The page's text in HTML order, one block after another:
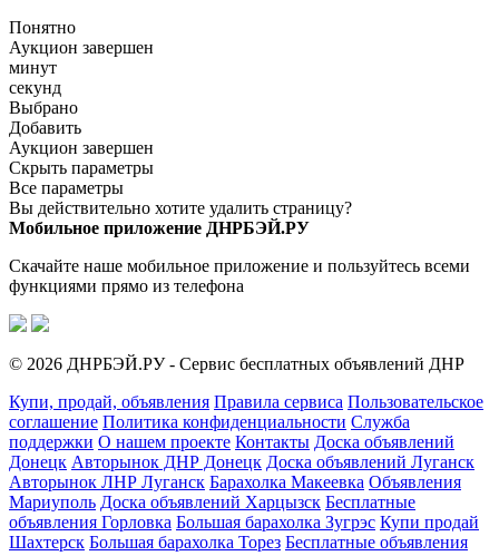
Понятно
Аукцион завершен
минут
секунд
Выбрано
Добавить
Аукцион завершен
Скрыть параметры
Все параметры
Вы действительно хотите удалить страницу?
Мобильное приложение ДНРБЭЙ.РУ
Скачайте наше мобильное приложение и пользуйтесь всеми
функциями прямо из телефона
© 2026 ДНРБЭЙ.РУ - Сервис бесплатных объявлений ДНР
Купи, продай, объявления Правила сервиса Пользовательское
соглашение Политика конфиденциальности Служба
поддержки О нашем проекте Контакты Доска объявлений
Донецк Авторынок ДНР Донецк Доска объявлений Луганск
Авторынок ЛНР Луганск Барахолка Макеевка Объявления
Мариуполь Доска объявлений Харцызск Бесплатные
объявления Горловка Большая барахолка Зугрэс Купи продай
Шахтерск Большая барахолка Торез Бесплатные объявления